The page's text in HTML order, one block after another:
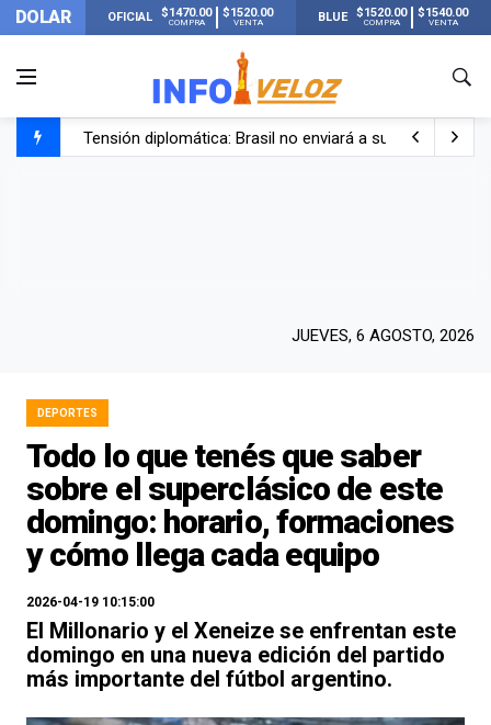
DOLAR OFICIAL $1470.00
COMPRA
$1520.00
VENTA BLUE $1520.00
COMPRA
$1540.00
VENTA
Tensión diplomática: Brasil no enviará a su embajador
JUEVES, 6 AGOSTO, 2026
DEPORTES
Todo lo que tenés que saber
sobre el superclásico de este
domingo: horario, formaciones
y cómo llega cada equipo
2026-04-19 10:15:00
El Millonario y el Xeneize se enfrentan este
domingo en una nueva edición del partido
más importante del fútbol argentino.